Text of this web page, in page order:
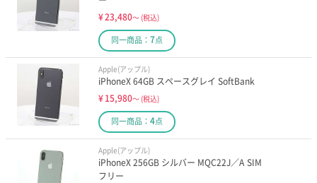
¥23,480～ (税込)
同一商品： 7点
Apple(アップル)
iPhoneX 64GB スペースグレイ SoftBank
¥15,980～ (税込)
同一商品： 4点
Apple(アップル)
iPhoneX 256GB シルバー MQC22J／A SIM
フリー